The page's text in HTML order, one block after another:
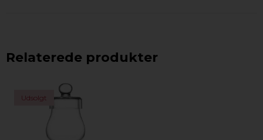
Relaterede produkter
Udsolgt